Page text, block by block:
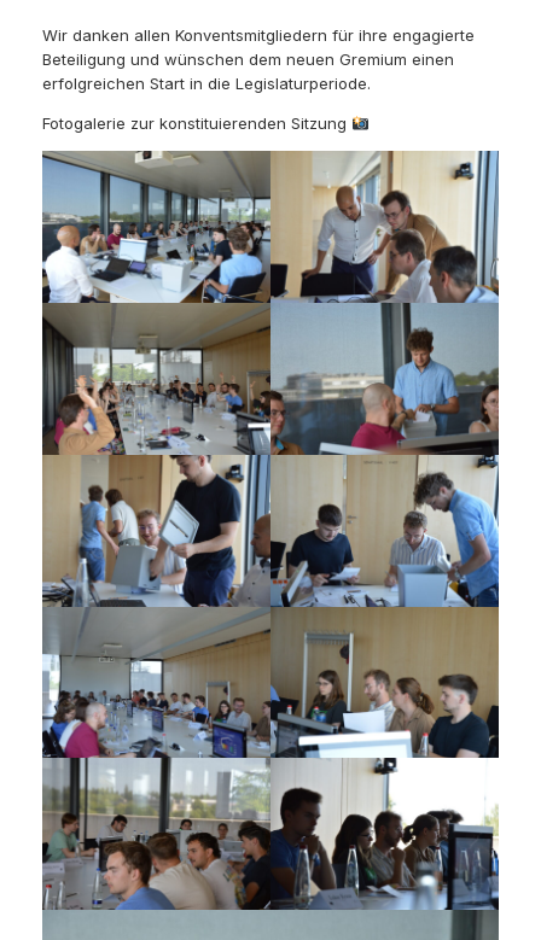
Wir danken allen Konventsmitgliedern für ihre engagierte
Beteiligung und wünschen dem neuen Gremium einen
erfolgreichen Start in die Legislaturperiode.
Fotogalerie zur konstituierenden Sitzung